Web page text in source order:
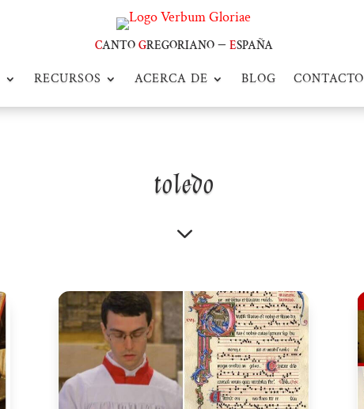
cantogregoriano –españa
RECURSOS ACERCA DE BLOG CONTACTO
toledo
3